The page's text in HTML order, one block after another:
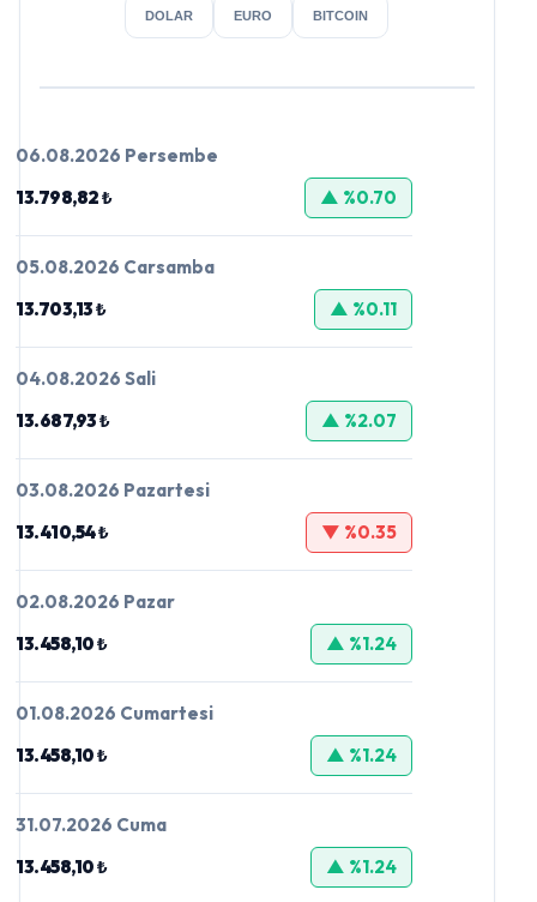
DOLAR EURO BITCOIN
06.08.2026 Persembe
13.798,82 ₺
▲ %0.70
05.08.2026 Carsamba
13.703,13 ₺
▲ %0.11
04.08.2026 Sali
13.687,93 ₺
▲ %2.07
03.08.2026 Pazartesi
13.410,54 ₺
▼ %0.35
02.08.2026 Pazar
13.458,10 ₺
▲ %1.24
01.08.2026 Cumartesi
13.458,10 ₺
▲ %1.24
31.07.2026 Cuma
13.458,10 ₺
▲ %1.24